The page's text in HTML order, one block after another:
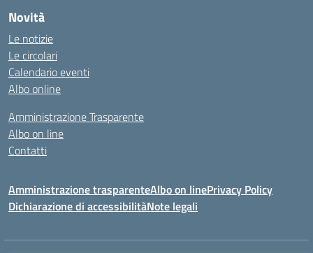
Novità
Le notizie
Le circolari
Calendario eventi
Albo online
Amministrazione Trasparente
Albo on line
Contatti
Amministrazione trasparenteAlbo on linePrivacy Policy
Dichiarazione di accessibilitàNote legali